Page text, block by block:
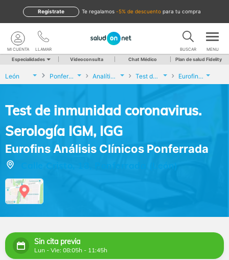
te regalamos -5% de descuento para tu compra
Regístrate
LLAMAR
MI CUENTA BUSCAR MENU
Especialidades Videoconsulta Chat Médico Plan de salud Fidelity
León Ponferrada Analíticas y Genética Test de inmunidad coronavirus. Serología IGM, IGG Eurofins Análisis Clínicos Ponferrada
Test de inmunidad coronavirus.
Serología IGM, IGG
Eurofins Análisis Clínicos Ponferrada
Calle Cristo, 18, Ponferrada (León)
Sin cita previa
Lun - Vie: 08:05h - 11:45h